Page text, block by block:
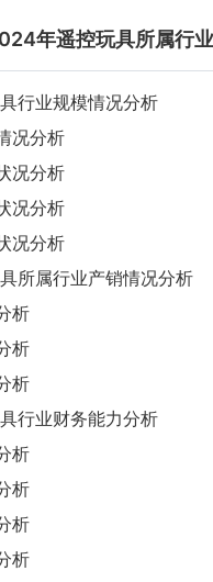
年遥控玩具所属行
行业规模情况分析
况分析
况分析
况分析
况分析
所属行业产销情况分析
析
析
析
行业财务能力分析
析
析
析
析